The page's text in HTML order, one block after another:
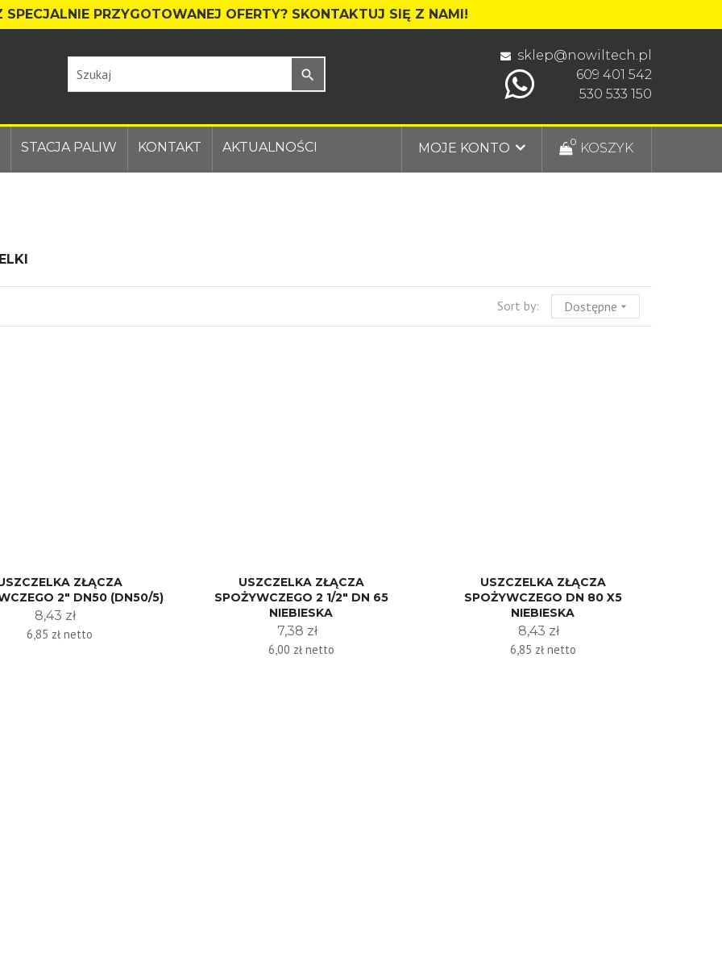
SPECJALNIE PRZYGOTOWANEJ OFERTY? SKONTAKTUJ SIĘ Z NAMI!
search
sklep@nowiltech.pl
609 401 542
530 533 150
KOSZYK
0
MOJE KONTO
STACJA PALIW KONTAKT AKTUALNOŚCI
Sort by: Dostępne arrow_drop_down
ZŁĄCZA
2" DN50 (DN50/5)
8,43 zł
6,85 zł netto
USZCZELKA ZŁĄCZA
SPOŻYWCZEGO 2 1/2" DN 65
NIEBIESKA
7,38 zł
6,00 zł netto
USZCZELKA ZŁĄCZA
SPOŻYWCZEGO DN 80 X5
NIEBIESKA
8,43 zł
6,85 zł netto